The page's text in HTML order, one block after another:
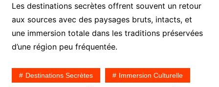
Les destinations secrètes offrent souvent un retour
aux sources avec des paysages bruts, intacts, et
une immersion totale dans les traditions préservées
d’une région peu fréquentée.
Destinations Secrètes Immersion Culturelle